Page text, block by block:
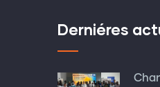
Derniéres